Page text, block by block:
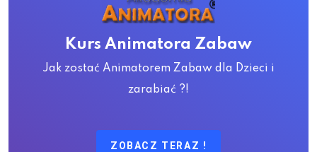
Kurs Animatora Zabaw
Jak zostać Animatorem Zabaw dla Dzieci i
zarabiać ?!
ZOBACZ TERAZ !